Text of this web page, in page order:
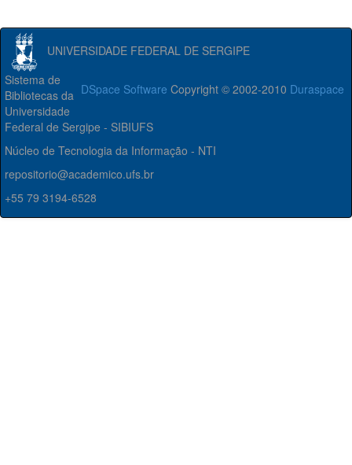
UNIVERSIDADE FEDERAL DE SERGIPE
DSpace Software Copyright © 2002-2010 Duraspace
Sistema de
Bibliotecas da
Universidade
Federal de Sergipe - SIBIUFS
Núcleo de Tecnologia da Informação - NTI
repositorio@academico.ufs.br
+55 79 3194-6528